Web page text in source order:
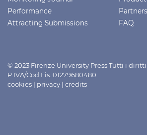
Performance
Attracting Submissions
FAQ
© 2023 Firenze University Press Tutti i
P.IVA/Cod.Fis. 01279680480
cookies | privacy | credits